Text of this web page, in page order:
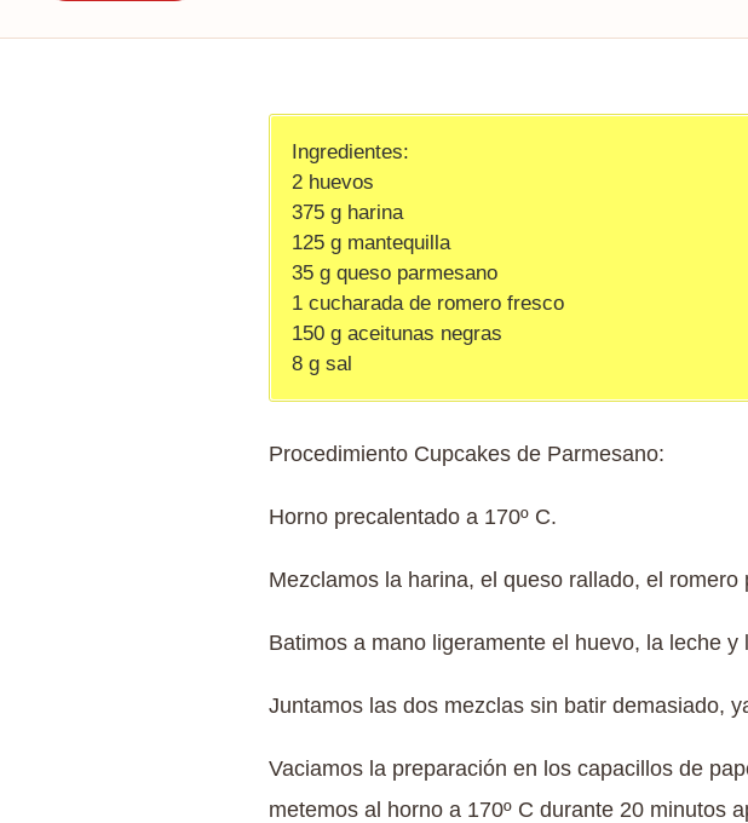
Ingredientes:
2 huevos
375 g harina
125 g mantequilla
35 g queso parmesano
1 cucharada de romero fresco
150 g aceitunas negras
8 g sal
Procedimiento Cupcakes de Parmesano:
Horno precalentado a 170º C.
Mezclamos la harina, el queso rallado, el
Batimos a mano ligeramente el huevo, la leche y
Juntamos las dos mezclas sin batir demasiado,
Vaciamos la preparación en los capacillos de
metemos al horno a 170º C durante 20 minutos